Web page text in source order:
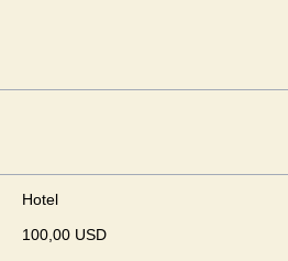
Hotel
100,00 USD